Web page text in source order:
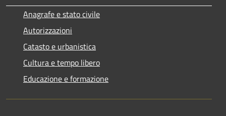
Anagrafe e stato civile
Autorizzazioni
Catasto e urbanistica
Cultura e tempo libero
Educazione e formazione